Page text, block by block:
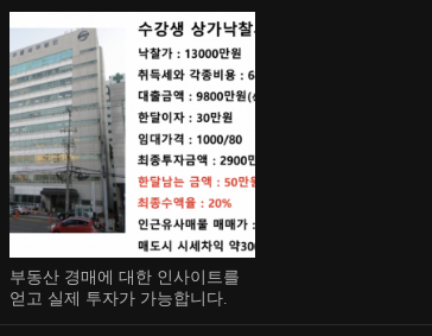
부동산 경매에 대한 인사이트를
얻고 실제 투자가 가능합니다.